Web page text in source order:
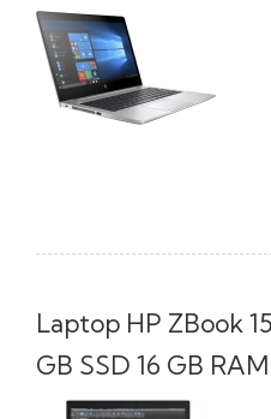
Laptop HP ZBook
GB SSD 16 GB